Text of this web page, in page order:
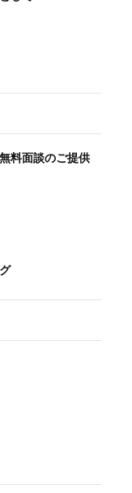
料面談のご提供